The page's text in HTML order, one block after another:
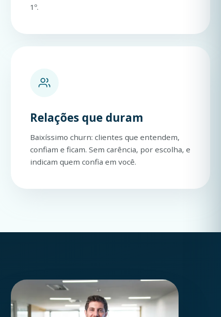
1º.
Relações que duram
Baixíssimo churn: clientes que entendem,
confiam e ficam. Sem carência, por escolha, e
indicam quem confia em você.